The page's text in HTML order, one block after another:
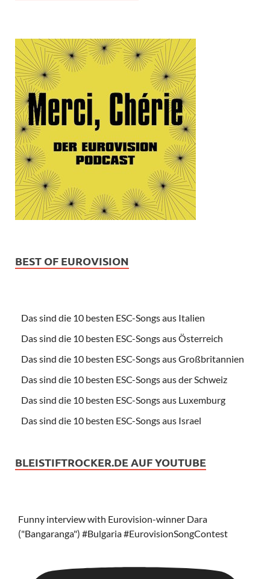
BEST OF EUROVISION
Das sind die 10 besten ESC-Songs aus Italien
Das sind die 10 besten ESC-Songs aus Österreich
Das sind die 10 besten ESC-Songs aus Großbritannien
Das sind die 10 besten ESC-Songs aus der Schweiz
Das sind die 10 besten ESC-Songs aus Luxemburg
Das sind die 10 besten ESC-Songs aus Israel
BLEISTIFTROCKER.DE AUF YOUTUBE
Funny interview with Eurovision-winner Dara
("Bangaranga") #Bulgaria #EurovisionSongContest